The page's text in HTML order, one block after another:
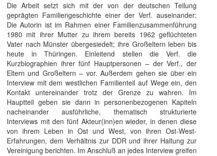
Die Arbeit setzt sich mit der von der deutschen Teilung
geprägten Familiengeschichte einer der Verf. auseinander:
Die Autorin ist im Rahmen einer Familienzusammenführung
1980 mit ihrer Mutter zu ihrem bereits 1962 geflüchteten
Vater nach Münster übergesiedelt; ihre Großeltern leben bis
heute in Thüringen. Einleitend stellen die Verf. die
Kurzbiographien ihrer fünf Hauptpersonen – der Verf., der
Eltern und Großeltern – vor. Außerdem gehen sie über ein
Interview mit dem westlichen Familienteil auf Wege ein, den
Kontakt untereinander trotz der Grenze zu wahren. Im
Hauptteil geben sie dann in personenbezogenen Kapiteln
nacheinander ausführliche, thematisch strukturierte
Interviews mit den fünf Akteur(inn)en wieder, in denen diese
von ihrem Leben in Ost und West, von ihren Ost-West-
Erfahrungen, dem Verhältnis zur DDR und ihrer Haltung zur
Vereinigung berichten. Im Anschluß an jedes Interview greifen